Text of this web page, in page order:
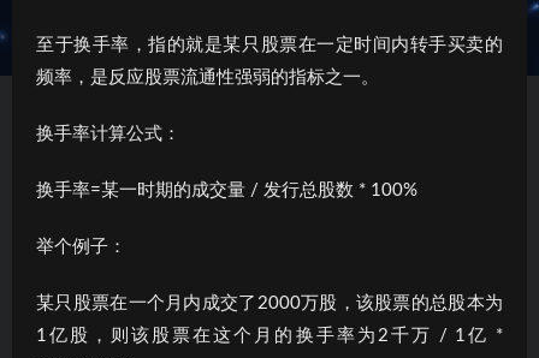
至于换手率，指的就是某只股票在一定时间内转手买卖的
频率，是反应股票流通性强弱的指标之一。
换手率计算公式：
换手率=某一时期的成交量 / 发行总股数 * 100%
举个例子：
某只股票在一个月内成交了2000万股，该股票的总股本为
1亿股，则该股票在这个月的换手率为2千万 / 1亿 *